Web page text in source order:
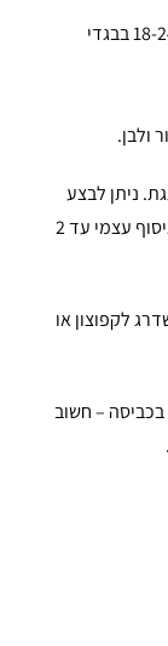
ניתן לבחור ממידה 0-3 , 3-6, 6-12, 12-18, 18-24 בבגדי
ניתן לבצע
משלוח עד הבית עם שליח עד 5 ימי עסקים או איסוף עצמי עד 2
לקפוצון או
– חשוב